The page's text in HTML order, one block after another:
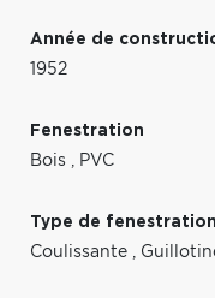
Année de
1952
Fenestration
Bois , PVC
Type de fenestration
Coulissante ,